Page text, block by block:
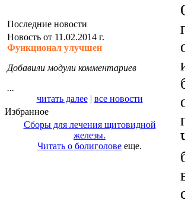
Последние новости
Новость от 11.02.2014 г.
Функционал улучшен
Добавили модули комментариев
...
читать далее| все новости
Избранное
Сборы для лечения щитовидной
железы.
Читать о болиголове еще.